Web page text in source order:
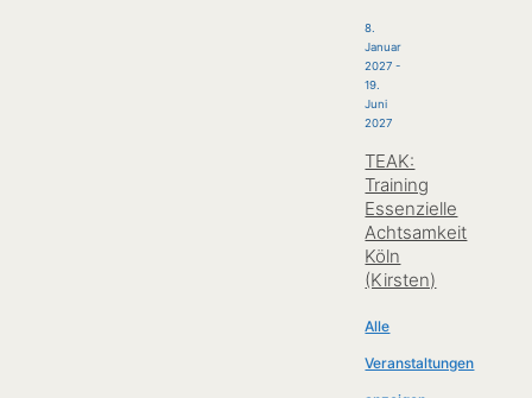
8.
Januar
2027 -
19.
Juni
2027
TEAK:
Training
Essenzielle
Achtsamkeit
Köln
(Kirsten)